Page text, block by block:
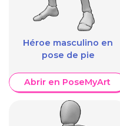
Héroe masculino en
pose de pie
Abrir en PoseMyArt